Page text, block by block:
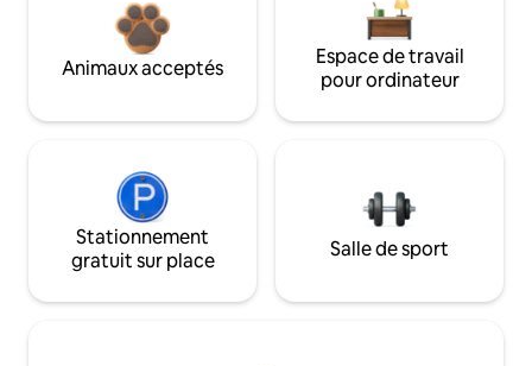
Animaux acceptés
Espace de travail
pour ordinateur
Stationnement
gratuit sur place
Salle de sport